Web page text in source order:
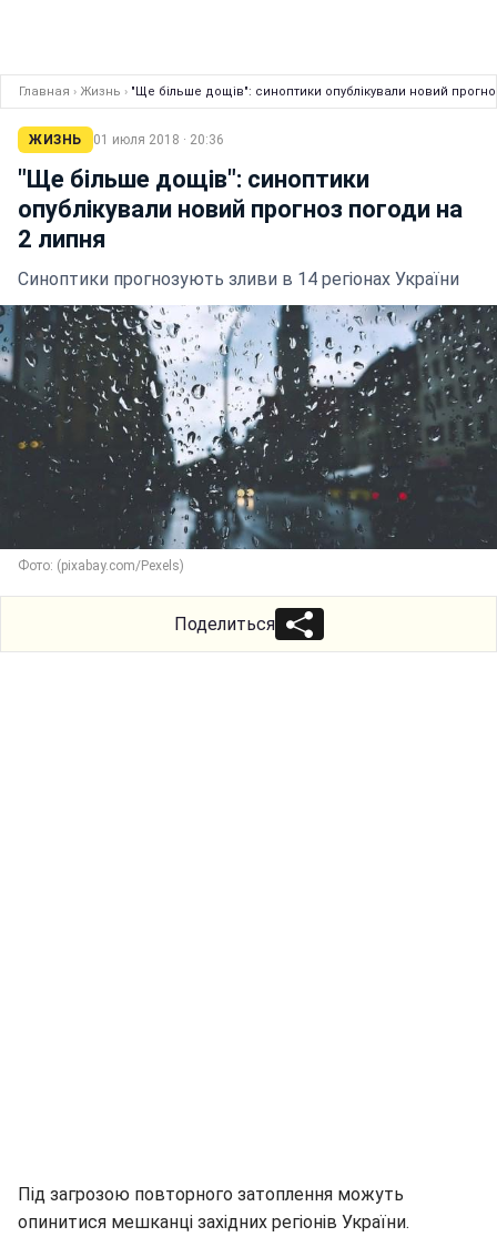
Главная › Жизнь › "Ще більше дощів": синоптики опублікували новий
ЖИЗНЬ 01 июля 2018 · 20:36
"Ще більше дощів": синоптики
опублікували новий прогноз погоди на
2 липня
Синоптики прогнозують зливи в 14 регіонах України
Фото: (pixabay.com/Pexels)
Поделиться
Під загрозою повторного затоплення можуть
опинитися мешканці західних регіонів України.